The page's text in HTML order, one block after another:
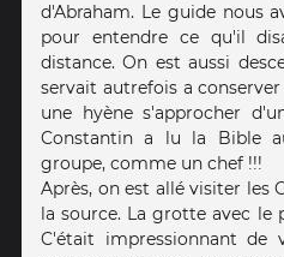
d'Abraham. Le guide nous
pour entendre ce qu'il
distance. On est aussi
servait autrefois a
une hyène s'approcher
Constantin a lu la Bible
groupe, comme un chef !!!
Après, on est allé visiter les
la source. La grotte avec le
C'était impressionnant de